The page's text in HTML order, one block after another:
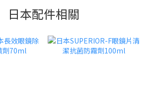
日本配件相關